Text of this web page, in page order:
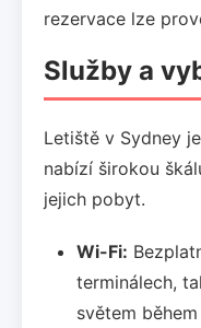
rezervace lze
Služby a
Letiště v Sydney
nabízí širokou
jejich pobyt.
Wi-Fi:
terminálech,
světem